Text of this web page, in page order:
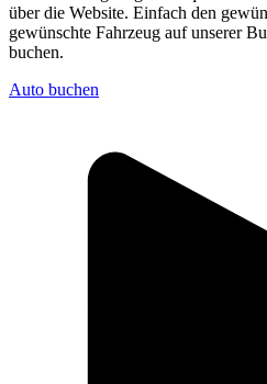
über die Website. Einfach den
gewünschte Fahrzeug auf unserer
buchen.
Auto buchen